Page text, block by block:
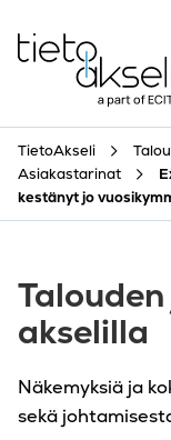
TietoAkseli
Asiakastarinat
kestänyt jo
akselilla
Näkemyksiä ja
sekä